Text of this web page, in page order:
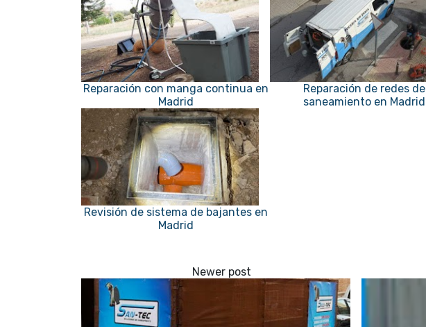
Reparación con manga continua en
Madrid
Reparación de redes de
saneamiento en Madrid
Revisión de sistema de bajantes en
Madrid